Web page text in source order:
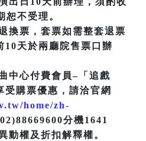
恕不受理。
換票，套票如需整套退票
10天於兩廳院售票口辦
中心付費會員–「追戲
受購票優惠，請洽官網
home/zh-
分機1641
權及折扣解釋權。